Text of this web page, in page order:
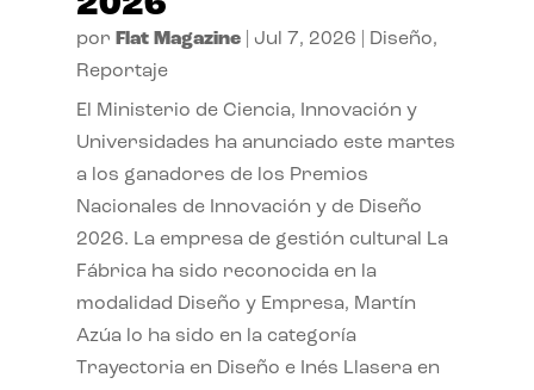
por Flat Magazine| Jul 7, 2026 Diseño,
Reportaje
El Ministerio de Ciencia, Innovación y
Universidades ha anunciado este martes
a los ganadores de los Premios
Nacionales de Innovación y de Diseño
2026. La empresa de gestión cultural La
Fábrica ha sido reconocida en la
modalidad Diseño y Empresa, Martín
Azúa lo ha sido en la categoría
Trayectoria en Diseño e Inés Llasera en